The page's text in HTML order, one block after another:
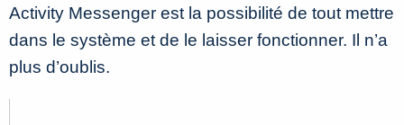
Activity Messenger est la possibilité de tout mettre
dans le système et de le laisser fonctionner. Il n’a
plus d’oublis.